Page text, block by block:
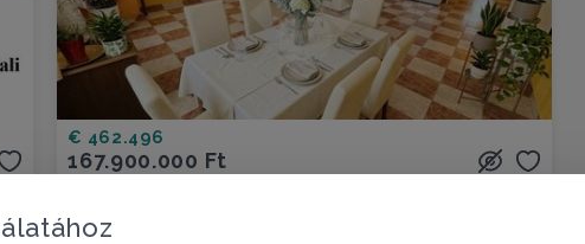
€ 462.496
167.900.000 Ft
Dunakeszi, Szabadságliget városrész